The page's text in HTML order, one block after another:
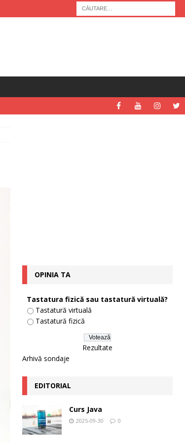
OPINIA TA
Tastatura fizică sau tastatură virtuală?
Tastatură virtuală
Tastatură fizică
Rezultate
Arhivă sondaje
EDITORIAL
Curs Java
2025-09-30 0